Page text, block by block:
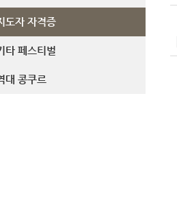
도자 자격증
타 페스티벌
대 콩쿠르